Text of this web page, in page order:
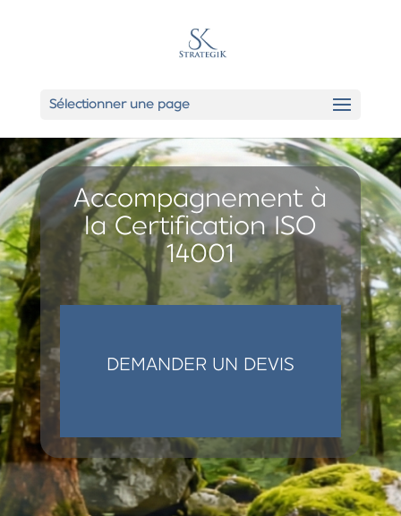
Sélectionner une page
Accompagnement à
la Certification ISO
14001
DEMANDER UN DEVIS